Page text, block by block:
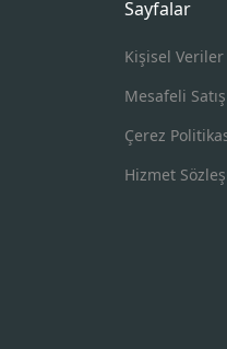
Sayfalar
Kişisel
Mesafeli
Çerez
Hizmet